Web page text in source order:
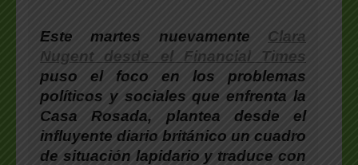
Este martes nuevamente Clara
Nugent desde el Financial Times
puso el foco en los problemas
políticos y sociales que enfrenta la
Casa Rosada, plantea desde el
influyente diario británico un cuadro
de situación lapidario y traduce con